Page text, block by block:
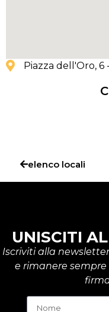
Piazza dell'Oro, 6
elenco locali
UNISCITI
Iscriviti alla
e rimanere